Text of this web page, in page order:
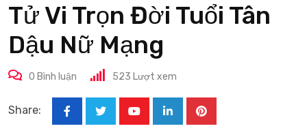
Tử Vi Trọn Đời Tuổi Tân
Dậu Nữ Mạng
0 Bình luận 523 Lượt xem
Share:
LinkedInPinterest